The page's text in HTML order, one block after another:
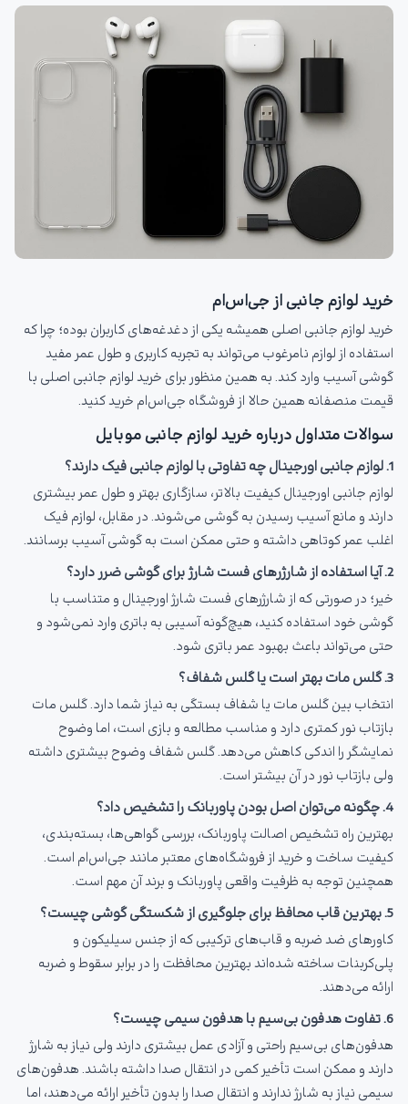
خرید لوازم جانبی از جی‌اس‌ام
خرید لوازم جانبی اصلی همیشه یکی از دغدغه‌های کاربران بوده؛ چرا که
استفاده از لوازم نامرغوب می‌تواند به تجربه کاربری و طول عمر مفید
گوشی آسیب وارد کند. به همین منظور برای خرید لوازم جانبی اصلی با
قیمت منصفانه همین حالا از فروشگاه جی‌اس‌ام خرید کنید.
سوالات متداول درباره خرید لوازم جانبی موبایل
1. لوازم جانبی اورجینال چه تفاوتی با لوازم جانبی فیک دارند؟
لوازم جانبی اورجینال کیفیت بالاتر، سازگاری بهتر و طول عمر بیشتری
دارند و مانع آسیب رسیدن به گوشی می‌شوند. در مقابل، لوازم فیک
اغلب عمر کوتاهی داشته و حتی ممکن است به گوشی آسیب برسانند.
2. آیا استفاده از شارژرهای فست شارژ برای گوشی ضرر دارد؟
خیر؛ در صورتی که از شارژرهای فست شارژ اورجینال و متناسب با
گوشی خود استفاده کنید، هیچ‌گونه آسیبی به باتری وارد نمی‌شود و
حتی می‌تواند باعث بهبود عمر باتری شود.
3. گلس مات بهتر است یا گلس شفاف؟
انتخاب بین گلس مات یا شفاف بستگی به نیاز شما دارد. گلس مات
بازتاب نور کمتری دارد و مناسب مطالعه و بازی است، اما وضوح
نمایشگر را اندکی کاهش می‌دهد. گلس شفاف وضوح بیشتری داشته
ولی بازتاب نور در آن بیشتر است.
4. چگونه می‌توان اصل بودن پاوربانک را تشخیص داد؟
بهترین راه تشخیص اصالت پاوربانک، بررسی گواهی‌ها، بسته‌بندی،
کیفیت ساخت و خرید از فروشگاه‌های معتبر مانند جی‌اس‌ام است.
همچنین توجه به ظرفیت واقعی پاوربانک و برند آن مهم است.
5. بهترین قاب محافظ برای جلوگیری از شکستگی گوشی چیست؟
کاورهای ضد ضربه و قاب‌های ترکیبی که از جنس سیلیکون و
پلی‌کربنات ساخته شده‌اند بهترین محافظت را در برابر سقوط و ضربه
ارائه می‌دهند.
6. تفاوت هدفون بی‌سیم با هدفون سیمی چیست؟
هدفون‌های بی‌سیم راحتی و آزادی عمل بیشتری دارند ولی نیاز به شارژ
دارند و ممکن است تأخیر کمی در انتقال صدا داشته باشند. هدفون‌های
سیمی نیاز به شارژ ندارند و انتقال صدا را بدون تأخیر ارائه می‌دهند، اما